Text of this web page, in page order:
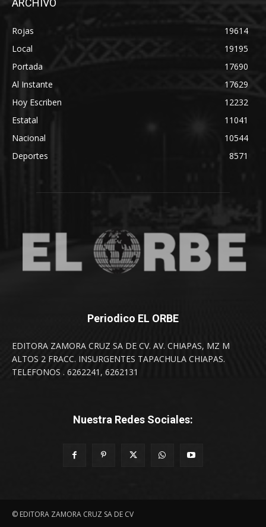
Rojas
19614
Local
19195
Portada
17690
Al Instante
17629
Hoy Escriben
12232
Estatal
11041
Nacional
10544
Deportes
8571
Periodico EL ORBE
EDITORA ZAMORA CRUZ SA DE CV. AV. CHIAPAS, MZ M
ALTOS 2 FRACC. INSURGENTES TAPACHULA CHIAPAS.
TELEFONOS . 6262241, 6262131
Nuestra Redes Sociales:
© EDITORA ZAMORA CRUZ SA DE CV